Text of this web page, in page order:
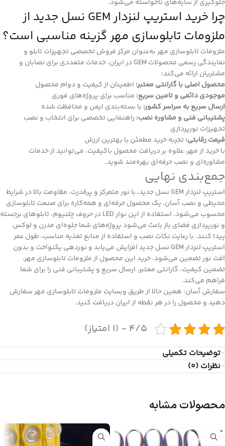
جلوگیری از سایه‌های ناخواسته می‌شود.
چرا خرید استریپ لنزدار GEM نسل جدید از
ملزومات تابلوسازی مهر گزینه مناسبی است؟
ملزومات تابلوسازی مهر به‌عنوان مرکز فروش تخصصی تجهیزات تابلو و
نمایندگی رسمی محصولات GEM در ایران
، خدمات متعددی برای نصابان و
مشتریان ارائه می‌کند:
محصول اصلی با گارانتی معتبر: اطمینان از کیفیت و دوام محصول
موجودی دائمی و تامین سریع: مناسب برای پروژه‌های فوری
ارسال سریع به سراسر کشور: با بسته‌بندی ایمن و محافظت شده
پشتیبانی فنی و مشاوره نصب: راهنمایی تخصصی برای انتخاب و نصب
تجهیزات نورپردازی
قیمت رقابتی:تجربه خرید مطمئن با بهترین ارزش
با خرید از مهر، علاوه بر دریافت محصول باکیفیت، می‌توانید از خدمات
مشاوره‌ای و نصب حرفه‌ای بهره‌مند شوید.
جمع‌بندی نهایی
استریپ لنزدار GEM نسل جدید، با نور متمرکز و پرقدرت، مقاومت بالا در شرایط
محیطی و نصب آسان، یک محصول حرفه‌ای و همه‌کاره برای صنعت تابلوسازی
محسوب می‌شود. استفاده از این نوار LED در حروف چلنیوم، تابلوهای برجسته
و نورپردازی فضای باز باعث می‌شود پروژه‌های شما جلوه‌ای مدرن و لوکس
پیدا کنند. با رعایت نکات نصب و استفاده از منابع تغذیه مناسب، طول عمر
استریپ لنزدار GEM نسل جدید افزایش می‌یابد و نوردهی یکنواخت و بدون
افت نور تضمین می‌شود. خرید این محصول از ملزومات تابلوسازی مهر،
تضمین کیفیت، گارانتی معتبر، ارسال سریع و پشتیبانی فنی را برای شما
فراهم می‌کند.
سفارش آسان: همین حالا از طریق وبسایت ملزومات تابلوسازی مهر سفارش
دهید و محصول را در هر نقطه از ایران دریافت کنید.
4/5 - (1 امتیاز)
توضیحات تکمیلی
نظرات (0)
محصولات مشابه